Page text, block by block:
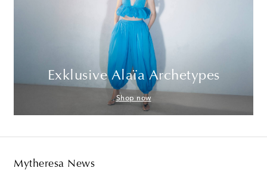
Exklusive Alaïa Archetypes
Shop now
Mytheresa News